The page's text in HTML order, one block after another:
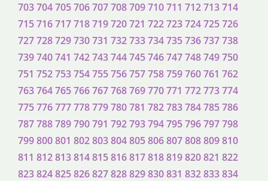
703704705706707708709710711 712713714
715716717718719720721 722723724725726
727728729730731 732733734735736737738
739740741 742743744745746747748749750
751 752753754755756757758759760761 762
763764765766767768769770771 772773774
775776777778779780781 782783784785786
787788789790791 792793794795796797798
799800801 802803804805806807808809810
811 812813814815816817818819820821 822
823824825826827828829830831 832833834